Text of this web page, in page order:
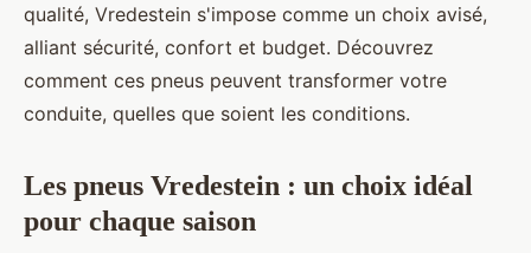
qualité, Vredestein s'impose comme un choix avisé,
alliant sécurité, confort et budget. Découvrez
comment ces pneus peuvent transformer votre
conduite, quelles que soient les conditions.
Les pneus Vredestein : un choix idéal
pour chaque saison